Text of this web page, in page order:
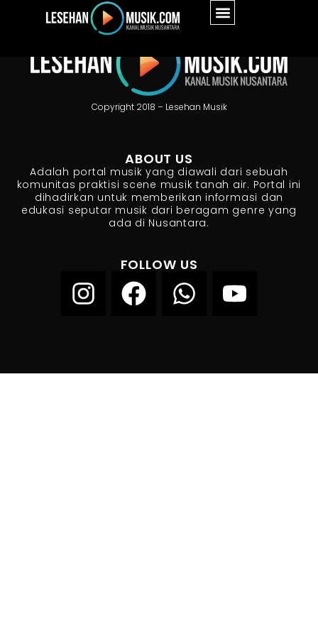
Copyright 2018 – Lesehan Musik
ABOUT US
Adalah portal musik yang diawali dari sebuah
komunitas praktisi scene musik tanah air. Portal ini
dihadirkan untuk memberikan informasi dan
edukasi seputar musik dari beragam genre yang
ada di Nusantara.
FOLLOW US